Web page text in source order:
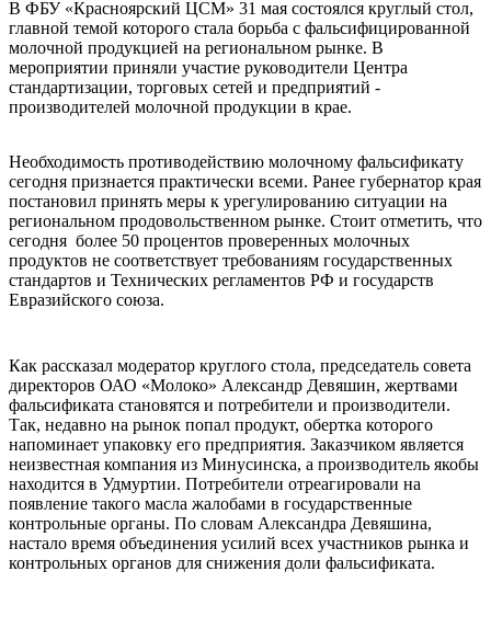
В ФБУ «Красноярский ЦСМ» 31 мая состоялся круглый стол,
главной темой которого стала борьба с фальсифицированной
молочной продукцией на региональном рынке. В
мероприятии приняли участие руководители Центра
стандартизации, торговых сетей и предприятий -
производителей молочной продукции в крае.
Необходимость противодействию молочному фальсификату
сегодня признается практически всеми. Ранее губернатор края
постановил принять меры к урегулированию ситуации на
региональном продовольственном рынке. Стоит отметить, что
сегодня более 50 процентов проверенных молочных
продуктов не соответствует требованиям государственных
стандартов и Технических регламентов РФ и государств
Евразийского союза.
Как рассказал модератор круглого стола, председатель совета
директоров ОАО «Молоко» Александр Девяшин, жертвами
фальсификата становятся и потребители и производители.
Так, недавно на рынок попал продукт, обертка которого
напоминает упаковку его предприятия. Заказчиком является
неизвестная компания из Минусинска, а производитель якобы
находится в Удмуртии. Потребители отреагировали на
появление такого масла жалобами в государственные
контрольные органы. По словам Александра Девяшина,
настало время объединения усилий всех участников рынка и
контрольных органов для снижения доли фальсификата.